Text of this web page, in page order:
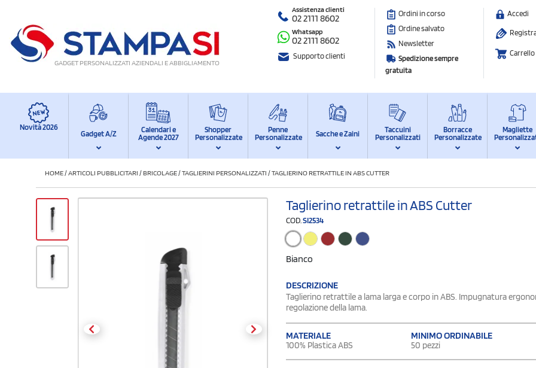
GADGET PERSONALIZZATI AZIENDALI E ABBIGLIAMENTO
Assistenza clienti
02 2111 8602
Whatsapp
02 2111 8602
Supporto clienti
Ordini in corso
Ordine salvato
Newsletter
Spedizione sempre
gratuita
Accedi
Carrello
Novità 2026
Gadget A/Z
Calendari e
Agende 2027
Shopper
Personalizzate
Penne
Personalizzate
Sacche e Zaini
Taccuini
Personalizzati
Borracce
Personalizzate
Magliette
HOME/ARTICOLI PUBBLICITARI /BRICOLAGE/TAGLIERINI PERSONALIZZATI /TAGLIERINO RETRATTILE IN ABS CUTTER
Taglierino retrattile in ABS Cutter
COD. SI2534
Bianco
DESCRIZIONE
Taglierino retrattile a lama larga e corpo in ABS. Impugnatura
regolazione della lama.
MATERIALE
100% Plastica ABS
MINIMO ORDINABILE
50 pezzi